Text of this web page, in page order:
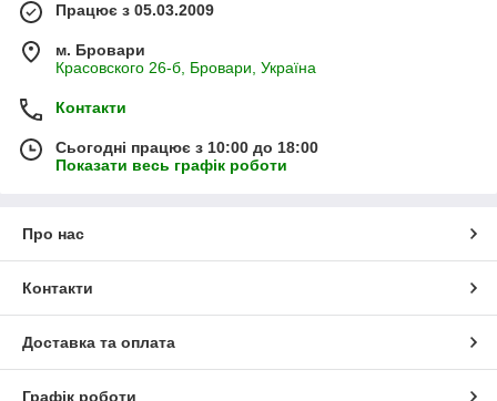
Працює з 05.03.2009
м. Бровари
Красовского 26-б, Бровари, Україна
Контакти
Сьогодні працює з 10:00 до 18:00
Показати весь графік роботи
Про нас
Контакти
Доставка та оплата
Графік роботи